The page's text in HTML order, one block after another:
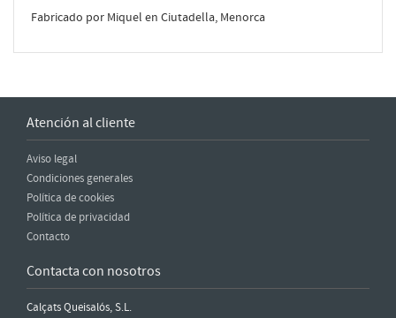
Fabricado por Miquel en Ciutadella, Menorca
Atención al cliente
Aviso legal
Condiciones generales
Política de cookies
Política de privacidad
Contacto
Contacta con nosotros
Calçats Queisalós, S.L.